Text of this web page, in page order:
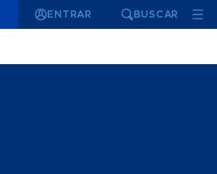
ENTRAR BUSCAR